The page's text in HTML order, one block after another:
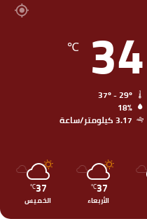
34
℃
18%
3.17 كيلومتر/ساعة
37
℃
الأربعاء
37
℃
الخميس